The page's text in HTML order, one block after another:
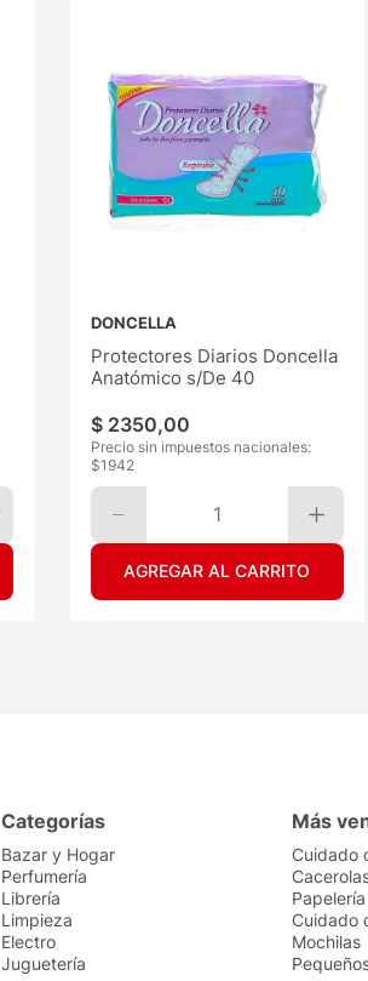
DONCELLA
Protectores Diarios Doncella
Anatómico s/De 40
$ 2350,00
Precio sin impuestos nacionales:
$1942
1
AGREGAR AL CARRITO
Categorías
Bazar y Hogar
Perfumería
Librería
Limpieza
Electro
Juguetería
Más
Cuidado
Papelería
Cuidado
Mochilas